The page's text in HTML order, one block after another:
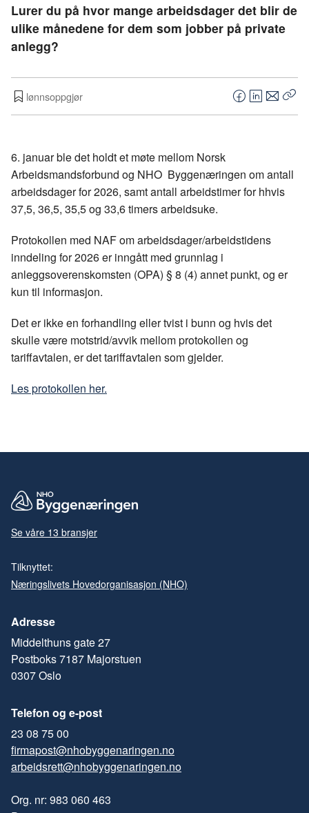
Lurer du på hvor mange arbeidsdager det blir de
ulike månedene for dem som jobber på private
anlegg?
lønnsoppgjør
F
a
b
o
L
i
e
d
E
-
s
t
6. januar ble det holdt et møte mellom Norsk
Arbeidsmandsforbund og NHO Byggenæringen om antall
arbeidsdager for 2026, samt antall arbeidstimer for hhvis
37,5, 36,5, 35,5 og 33,6 timers arbeidsuke.
Protokollen med NAF om arbeidsdager/arbeidstidens
inndeling for 2026 er inngått med grunnlag i
anleggsoverenskomsten (OPA) § 8 (4) annet punkt, og er
kun til informasjon.
Det er ikke en forhandling eller tvist i bunn og hvis det
skulle være motstrid/avvik mellom protokollen og
tariffavtalen, er det tariffavtalen som gjelder.
Les protokollen her.
Se våre 13 bransjer
Tilknyttet:
Næringslivets Hovedorganisasjon (NHO)
Adresse
Middelthuns gate 27
Postboks 7187 Majorstuen
0307 Oslo
Telefon og e-post
23 08 75 00
firmapost@nhobyggenaringen.no
arbeidsrett@nhobyggenaringen.no
Org. nr: 983 060 463